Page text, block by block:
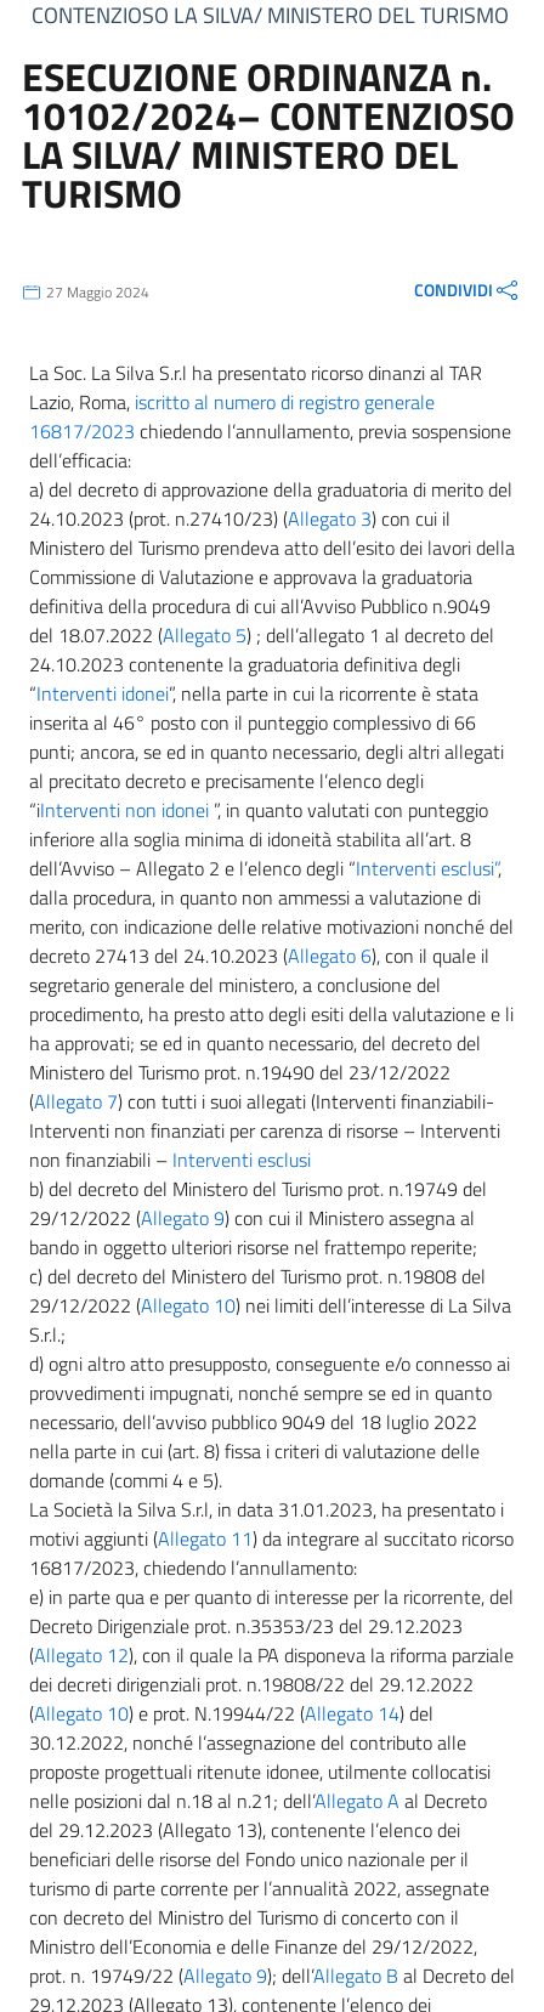
CONTENZIOSO LA SILVA/ MINISTERO DEL TURISMO
ESECUZIONE ORDINANZA n.
10102/2024– CONTENZIOSO
LA SILVA/ MINISTERO DEL
TURISMO
27 Maggio 2024 CONDIVIDI
La Soc. La Silva S.r.l ha presentato ricorso dinanzi al TAR
Lazio, Roma, iscritto al numero di registro generale
16817/2023 chiedendo l’annullamento, previa sospensione
dell’efficacia:
a) del decreto di approvazione della graduatoria di merito del
24.10.2023 (prot. n.27410/23) (Allegato 3) con cui il
Ministero del Turismo prendeva atto dell’esito dei lavori della
Commissione di Valutazione e approvava la graduatoria
definitiva della procedura di cui all’Avviso Pubblico n.9049
del 18.07.2022 (Allegato 5) ; dell’allegato 1 al decreto del
24.10.2023 contenente la graduatoria definitiva degli
“Interventi idonei”, nella parte in cui la ricorrente è stata
inserita al 46° posto con il punteggio complessivo di 66
punti; ancora, se ed in quanto necessario, degli altri allegati
al precitato decreto e precisamente l’elenco degli
“iInterventi non idonei ”, in quanto valutati con punteggio
inferiore alla soglia minima di idoneità stabilita all’art. 8
dell’Avviso – Allegato 2 e l’elenco degli “Interventi esclusi”,
dalla procedura, in quanto non ammessi a valutazione di
merito, con indicazione delle relative motivazioni nonché del
decreto 27413 del 24.10.2023 (Allegato 6), con il quale il
segretario generale del ministero, a conclusione del
procedimento, ha presto atto degli esiti della valutazione e li
ha approvati; se ed in quanto necessario, del decreto del
Ministero del Turismo prot. n.19490 del 23/12/2022
(Allegato 7) con tutti i suoi allegati (Interventi finanziabili-
Interventi non finanziati per carenza di risorse – Interventi
non finanziabili – Interventi esclusi
b) del decreto del Ministero del Turismo prot. n.19749 del
29/12/2022 (Allegato 9) con cui il Ministero assegna al
bando in oggetto ulteriori risorse nel frattempo reperite;
c) del decreto del Ministero del Turismo prot. n.19808 del
29/12/2022 (Allegato 10) nei limiti dell’interesse di La Silva
S.r.l.;
d) ogni altro atto presupposto, conseguente e/o connesso ai
provvedimenti impugnati, nonché sempre se ed in quanto
necessario, dell’avviso pubblico 9049 del 18 luglio 2022
nella parte in cui (art. 8) fissa i criteri di valutazione delle
domande (commi 4 e 5).
La Società la Silva S.r.l, in data 31.01.2023, ha presentato i
motivi aggiunti (Allegato 11) da integrare al succitato ricorso
16817/2023, chiedendo l’annullamento:
e) in parte qua e per quanto di interesse per la ricorrente, del
Decreto Dirigenziale prot. n.35353/23 del 29.12.2023
(Allegato 12), con il quale la PA disponeva la riforma parziale
dei decreti dirigenziali prot. n.19808/22 del 29.12.2022
(Allegato 10) e prot. N.19944/22 (Allegato 14) del
30.12.2022, nonché l’assegnazione del contributo alle
proposte progettuali ritenute idonee, utilmente collocatisi
nelle posizioni dal n.18 al n.21; dell’Allegato A al Decreto
del 29.12.2023 (Allegato 13), contenente l’elenco dei
beneficiari delle risorse del Fondo unico nazionale per il
turismo di parte corrente per l’annualità 2022, assegnate
con decreto del Ministro del Turismo di concerto con il
Ministro dell’Economia e delle Finanze del 29/12/2022,
prot. n. 19749/22 (Allegato 9); dell’Allegato B al Decreto del
29.12.2023 (Allegato 13), contenente l’elenco dei